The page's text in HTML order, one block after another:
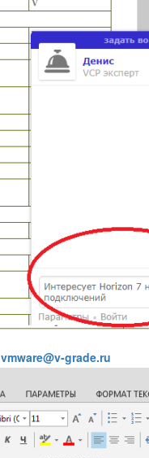
vmware@v-grade.ru